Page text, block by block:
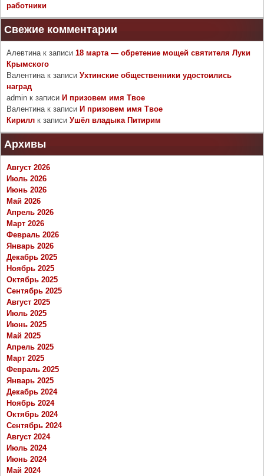
работники
Свежие комментарии
Алевтинак записи 18 марта — обретение мощей святителя Луки
Крымского
Валентинак записи Ухтинские общественники удостоились
наград
admin к записи И призовем имя Твое
Валентинак записи И призовем имя Твое
Кирилл к записи Ушёл владыка Питирим
Архивы
Август 2026
Июль 2026
Июнь 2026
Май 2026
Апрель 2026
Март 2026
Февраль 2026
Январь 2026
Декабрь 2025
Ноябрь 2025
Октябрь 2025
Сентябрь 2025
Август 2025
Июль 2025
Июнь 2025
Май 2025
Апрель 2025
Март 2025
Февраль 2025
Январь 2025
Декабрь 2024
Ноябрь 2024
Октябрь 2024
Сентябрь 2024
Август 2024
Июль 2024
Июнь 2024
Май 2024